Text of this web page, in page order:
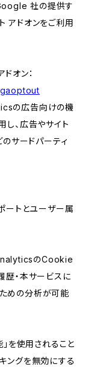
社の提供す
アドオンをご利用
オン：
の広告向けの機
し、広告やサイト
サードパーティ
トとユーザー属
のCookie
歴・本サービスに
めの分析が可能
を使用されること
ングを無効にする